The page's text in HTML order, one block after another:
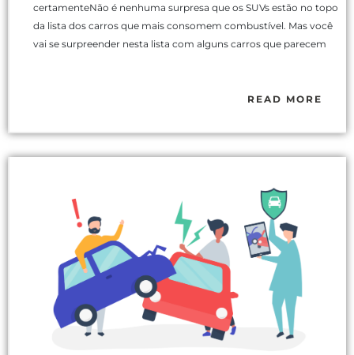
certamenteNão é nenhuma surpresa que os SUVs estão no topo
da lista dos carros que mais consomem combustível. Mas você
vai se surpreender nesta lista com alguns carros que parecem
READ MORE